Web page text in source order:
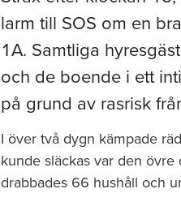
larm till SOS om en
1A. Samtliga
och de boende i ett
på grund av rasrisk
I över två dygn kämpade
kunde släckas var den
drabbades 66 hushåll och